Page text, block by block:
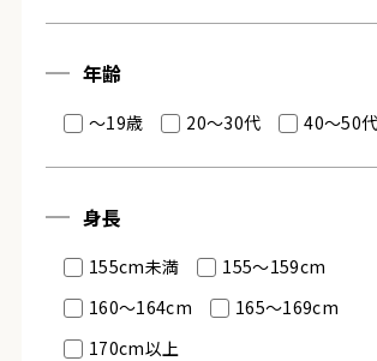
年齢
～19歳 20～30代 40～50代
身長
155cm未満
155～159cm
160～164cm
165～169cm
170cm以上